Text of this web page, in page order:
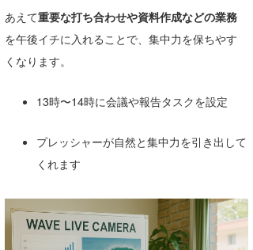
あえて重要な打ち合わせや資料作成などの業務
を午後イチに入れることで、集中力を保ちやす
くなります。
13時〜14時に会議や報告タスクを設定
プレッシャーが自然と集中力を引き出して
くれます